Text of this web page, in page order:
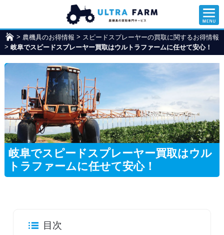
ウ
ル
ト
ム
> 農機具のお得情報 > スピードスプレーヤーの買取に関するお得情報
> 岐阜でスピードスプレーヤー買取はウルトラファームに任せて安心！
岐阜でスピードスプレーヤー買取はウル
トラファームに任せて安心！
目次